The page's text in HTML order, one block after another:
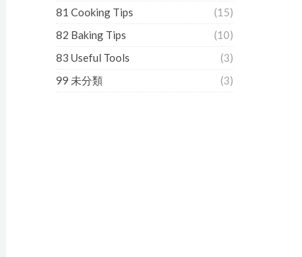
81 Cooking Tips
(15)
82 Baking Tips
(10)
83 Useful Tools
(3)
99 未分類
(3)